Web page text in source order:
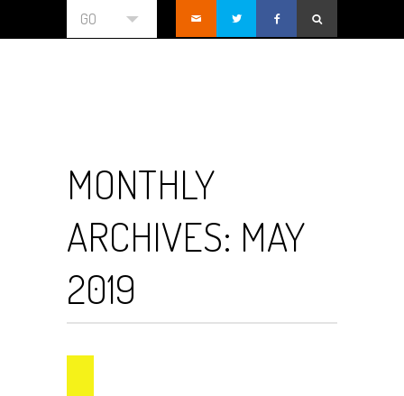
GO
MONTHLY
ARCHIVES: MAY
2019